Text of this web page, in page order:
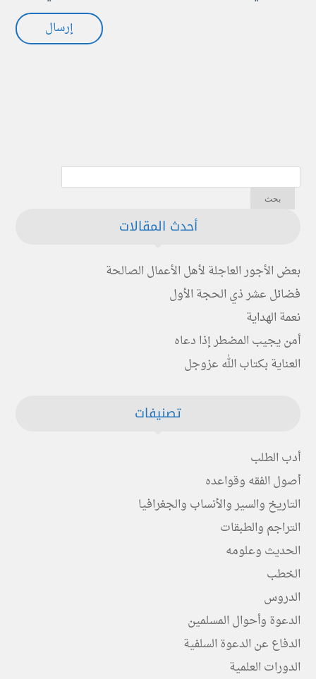
أحدث المقالات
بعض الأجور العاجلة لأهل الأعمال الصالحة
فضائل عشر ذي الحجة الأول
نعمة الهداية
أمن يجيب المضطر إذا دعاه
العناية بكتاب الله عزوجل
تصنيفات
أدب الطلب
أصول الفقه وقواعده
التاريخ والسير والأنساب والجغرافيا
التراجم والطبقات
الحديث وعلومه
الخطب
الدروس
الدعوة وأحوال المسلمين
الدفاع عن الدعوة السلفية
الدورات العلمية